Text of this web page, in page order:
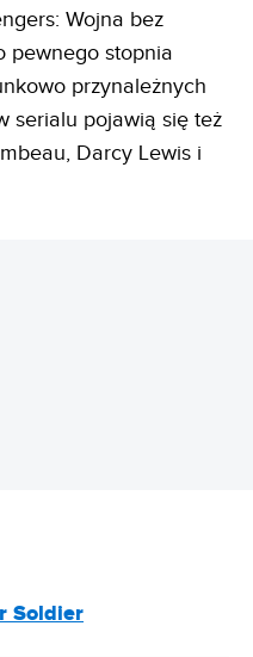
Wojna bez
pewnego stopnia
przynależnych
serialu pojawią się też
Darcy Lewis i
Soldier